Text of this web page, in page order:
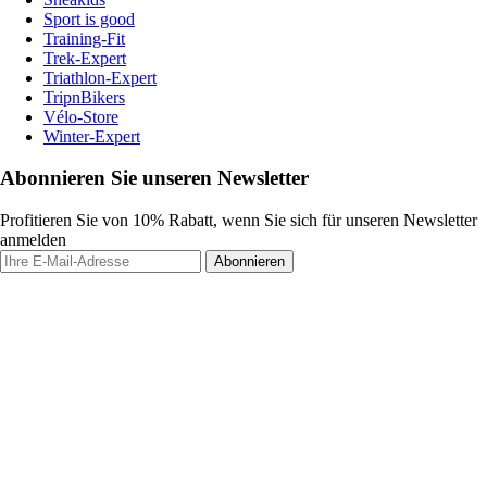
Sport is good
Training-Fit
Trek-Expert
Triathlon-Expert
TripnBikers
Vélo-Store
Winter-Expert
Abonnieren Sie unseren Newsletter
Profitieren Sie von 10% Rabatt, wenn Sie sich für unseren Newsletter
anmelden
Abonnieren